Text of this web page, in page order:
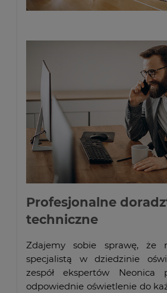
Profesjonalne
techniczne
Zdajemy sobie sprawę, że
specjalistą w dziedzinie
zespół ekspertów Neonica
odpowiednie oświetlenie do